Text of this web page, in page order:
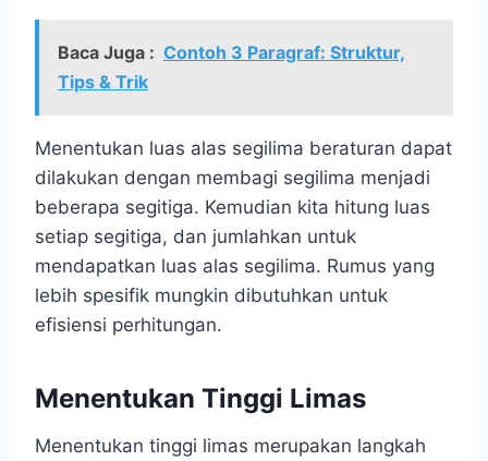
Baca Juga : Contoh 3 Paragraf: Struktur,
Tips & Trik
Menentukan luas alas segilima beraturan dapat
dilakukan dengan membagi segilima menjadi
beberapa segitiga. Kemudian kita hitung luas
setiap segitiga, dan jumlahkan untuk
mendapatkan luas alas segilima. Rumus yang
lebih spesifik mungkin dibutuhkan untuk
efisiensi perhitungan.
Menentukan Tinggi Limas
Menentukan tinggi limas merupakan langkah